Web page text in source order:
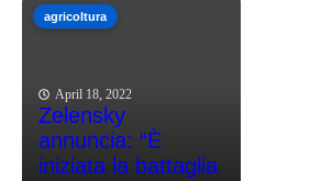
agricoltura
April 18, 2022
Zelensky
annuncia: “È
iniziata la battaglia